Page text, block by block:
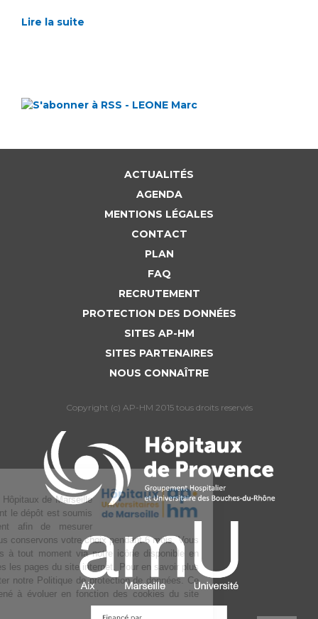
Lire la suite
ACTUALITÉS
AGENDA
MENTIONS LÉGALES
CONTACT
PLAN
FAQ
RECRUTEMENT
PROTECTION DES DONNÉES
SITES AP-HM
SITES PARTENAIRES
NOUS CONNAÎTRE
Copyright (c) AP-HM 2015 tous droits reservés
L’Assistance publique Hôpitaux de Marseille
utilise des cookies dont le dépôt est soumis
à votre consentement afin de mesurer
l’audience du site. Nous conservons votre choix pendant 6 mois. Vous
pouvez changer d’avis à tout moment via notre icône disponible en
bas à gauche de toutes les pages du site internet. Pour en savoir plus
sur la gestion, consulter notre Politique de protection de données. Ce
texte pourra être amené à évoluer en fonction des cookies du site